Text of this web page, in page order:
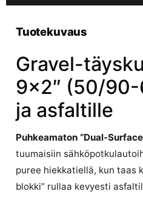
Tuotekuvaus
Gravel-
9×2″ (50/90-
ja asfaltille
Puhkeamaton “Dual-
tuumaisiin
puree hiekkatiellä, kun taas
blokki” rullaa kevyesti